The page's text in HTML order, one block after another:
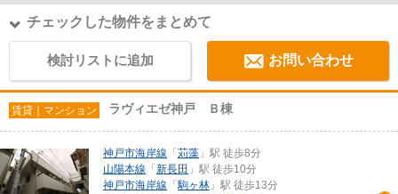
チェックした物件をまとめて
検討リストに追加 お問い合わせ
賃貸｜マンション ラヴィエゼ神戸 Ｂ棟
神戸市海岸線 「 苅藻 」駅 徒歩8分
山陽本線 「 新長田 」駅 徒歩10分
神戸市海岸線 「駒ヶ林 」駅 徒歩13分